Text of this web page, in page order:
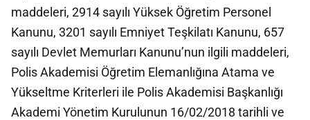
maddeleri, 2914 sayılı Yüksek Öğretim Personel
Kanunu, 3201 sayılı Emniyet Teşkilatı Kanunu, 657
sayılı Devlet Memurları Kanunu’nun ilgili maddeleri,
Polis Akademisi Öğretim Elemanlığına Atama ve
Yükseltme Kriterleri ile Polis Akademisi Başkanlığı
Akademi Yönetim Kurulunun 16/02/2018 tarihli ve